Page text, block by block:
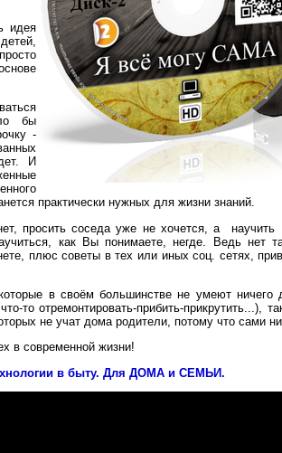
идея
бы
-
И
практически нужных для жизни знаний.
соседа уже не хочется, а научить
как Вы понимаете, негде. Ведь нет
плюс советы в тех или иных соц. сетях,
в своём большинстве не умеют ничего
то отремонтировать-прибить-прикрутить...),
не учат дома родители, потому что сами
современной жизни!
в быту. Для ДОМА и СЕМЬИ.